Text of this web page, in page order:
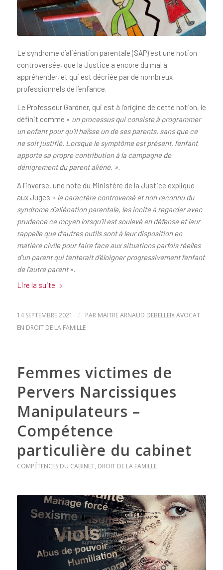
Le syndrome d’aliénation parentale (SAP) est une notion
controversée, que la Justice a encore du mal à
appréhender, et qui est décriée par de nombreux
professionnels de l’enfance.
Le Professeur Gardner, qui est à l’origine de cette notion, le
définit comme « un processus qui consiste à programmer
un enfant pour qu’il haïsse un de ses parents, sans que ce
ne soit justifié. Lorsque le symptôme est présent, l’enfant
apporte sa propre contribution à la campagne de
dénigrement du parent aliéné. ».
A l’inverse, une note du Ministère de la Justice explique
aux Juges « le caractère controversé et non reconnu du
syndrome d’aliénation parentale, les incite à regarder avec
prudence ce moyen lorsqu’il est soulevé en défense et leur
rappelle que d’autres outils sont à leur disposition en
matière civile pour faire face aux situations parfois réelles
d’un parent qui tenterait d’éloigner progressivement l’enfant
de l’autre parent».
Lire la suite
14 SEPTEMBRE 2021 / PAR MAITRE ARNAUD DEBELLEIX AVOCAT
EN DROIT DE LA FAMILLE
Femmes victimes de
Pervers Narcissiques
Manipulateurs –
Compétence
particulière du cabinet
COMPÉTENCES DU CABINET, DROIT DE LA FAMILLE